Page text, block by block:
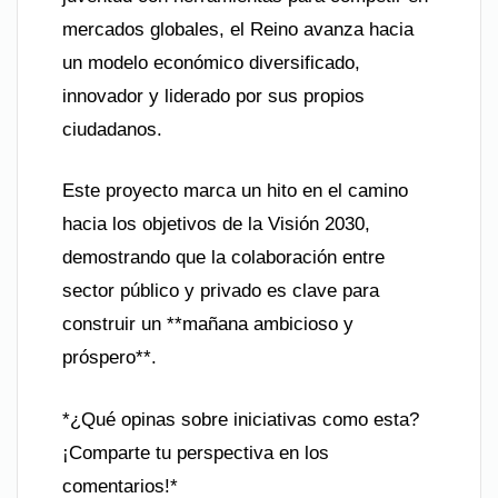
mercados globales, el Reino avanza hacia
un modelo económico diversificado,
innovador y liderado por sus propios
ciudadanos.
Este proyecto marca un hito en el camino
hacia los objetivos de la Visión 2030,
demostrando que la colaboración entre
sector público y privado es clave para
construir un **mañana ambicioso y
próspero**.
*¿Qué opinas sobre iniciativas como esta?
¡Comparte tu perspectiva en los
comentarios!*